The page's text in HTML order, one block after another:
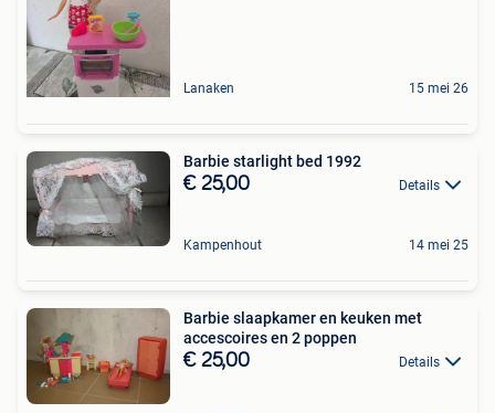
Lanaken 15 mei 26
Barbie starlight bed 1992
€ 25,00 Details
Kampenhout 14 mei 25
Barbie slaapkamer en keuken met
accescoires en 2 poppen
€ 25,00 Details